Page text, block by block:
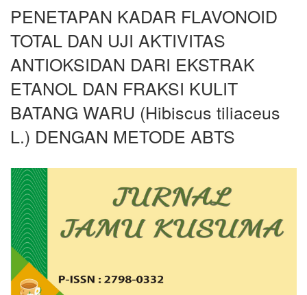
Main
Content
Sidebar
PENETAPAN KADAR FLAVONOID
TOTAL DAN UJI AKTIVITAS
ANTIOKSIDAN DARI EKSTRAK
ETANOL DAN FRAKSI KULIT
BATANG WARU (Hibiscus tiliaceus
L.) DENGAN METODE ABTS
Article
Sidebar